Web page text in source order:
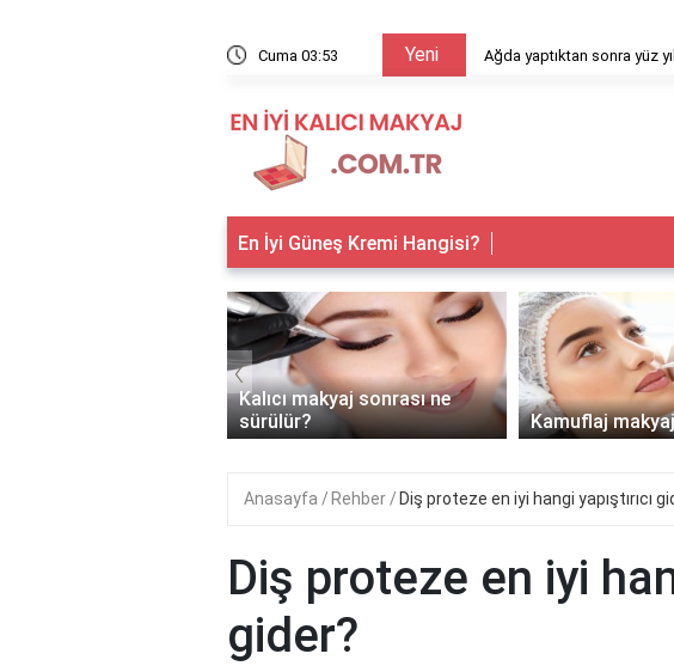
Cuma 03:53 Yeni Ağda yaptıktan sonra yüz
En İyi Güneş Kremi Hangisi?
Kalıcı makyaj sonrası ne
sürülür?
Kamuflaj makyaj
‹
Anasayfa Rehber Diş proteze en iyi hangi yapıştırıcı
Diş proteze en iyi
gider?